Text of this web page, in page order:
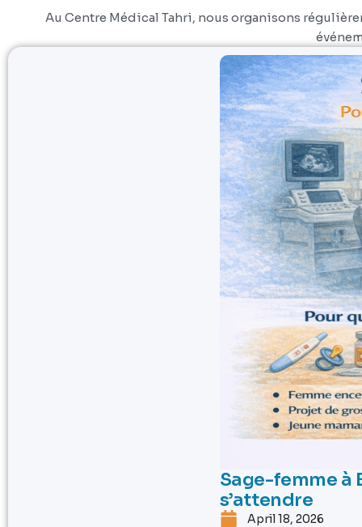
Au Centre Médical Tahri, nous organisons
Sage-femme à
s’attendre
April 18, 2026